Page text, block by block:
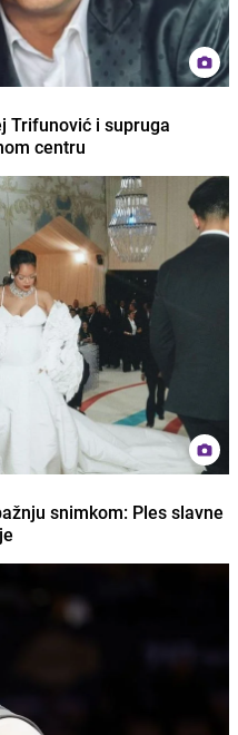
Trifunović i supruga
centru
snimkom: Ples slavne